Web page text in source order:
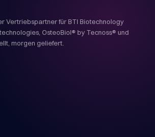
Vertriebspartner für BTI Biotechnology
OsteoBiol® by Tecnoss® und
morgen geliefert.